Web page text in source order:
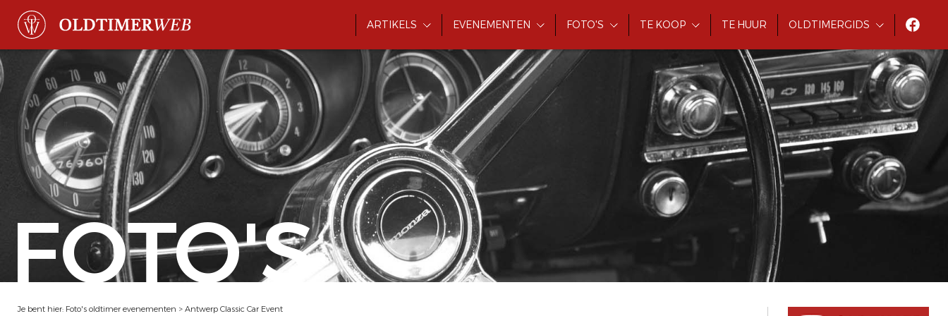
ARTIKELS EVENEMENTEN FOTO'S TE KOOP TE HUUR OLDTIMERGIDS
FOTO'S
Je bent hier: Foto's oldtimer evenementen > Antwerp Classic Car Event